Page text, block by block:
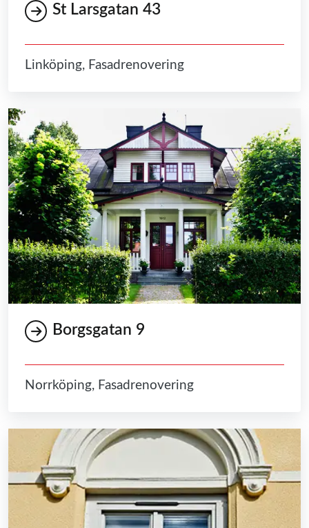
St Larsgatan 43
Linköping, Fasadrenovering
Borgsgatan 9
Norrköping, Fasadrenovering